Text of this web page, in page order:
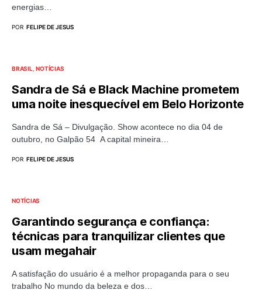
energias…
POR FELIPE DE JESUS
BRASIL NOTÍCIAS
Sandra de Sá e Black Machine prometem
uma noite inesquecível em Belo Horizonte
Sandra de Sá – Divulgação. Show acontece no dia 04 de
outubro, no Galpão 54 A capital mineira…
POR FELIPE DE JESUS
NOTÍCIAS
Garantindo segurança e confiança:
técnicas para tranquilizar clientes que
usam megahair
A satisfação do usuário é a melhor propaganda para o seu
trabalho No mundo da beleza e dos…